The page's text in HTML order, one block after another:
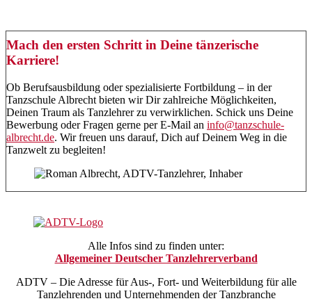
Mach den ersten Schritt in Deine tänzerische
Karriere!
Ob Berufsausbildung oder spezialisierte Fortbildung – in der
Tanzschule Albrecht bieten wir Dir zahlreiche Möglichkeiten,
Deinen Traum als Tanzlehrer zu verwirklichen. Schick uns Deine
Bewerbung oder Fragen gerne per E-Mail an info@tanzschule-
albrecht.de. Wir freuen uns darauf, Dich auf Deinem Weg in die
Tanzwelt zu begleiten!
Alle Infos sind zu finden unter:
Allgemeiner Deutscher Tanzlehrerverband
ADTV – Die Adresse für Aus-, Fort- und Weiterbildung für alle
Tanzlehrenden und Unternehmenden der Tanzbranche